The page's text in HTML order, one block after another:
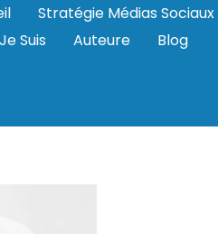
Stratégie Médias Sociaux
Suis
Auteure Blog
de-